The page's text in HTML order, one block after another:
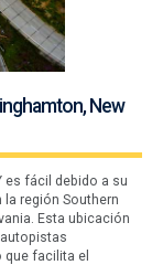
New
es fácil debido a su
región Southern
Esta ubicación
que facilita el